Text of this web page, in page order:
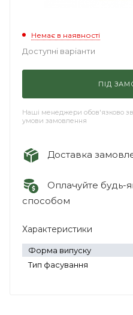
Немає в наявності
Доступні варіанти
ПІД
Наші менеджери обов'язково
умови замовлення
Доставка
Оплачуйте будь-
способом
Характеристики
Форма випуску
Тип фасування